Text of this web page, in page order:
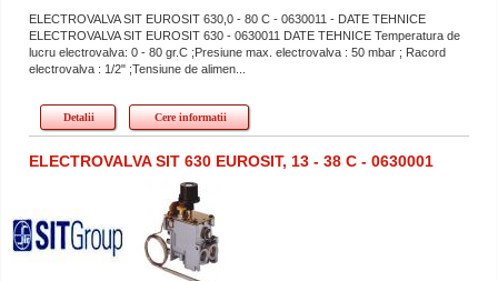
ELECTROVALVA SIT EUROSIT 630,0 - 80 C - 0630011 - DATE TEHNICE
ELECTROVALVA SIT EUROSIT 630 - 0630011 DATE TEHNICE Temperatura de
lucru electrovalva: 0 - 80 gr.C ;Presiune max. electrovalva : 50 mbar ; Racord
electrovalva : 1/2" ;Tensiune de alimen...
Detalii Cere informatii
ELECTROVALVA SIT 630 EUROSIT, 13 - 38 C - 0630001